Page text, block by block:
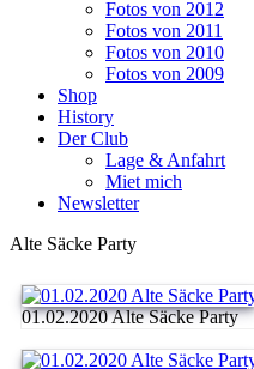
Fotos von 2012
Fotos von 2011
Fotos von 2010
Fotos von 2009
Shop
History
Der Club
Lage & Anfahrt
Miet mich
Newsletter
Alte Säcke Party
01.02.2020 Alte Säcke Party